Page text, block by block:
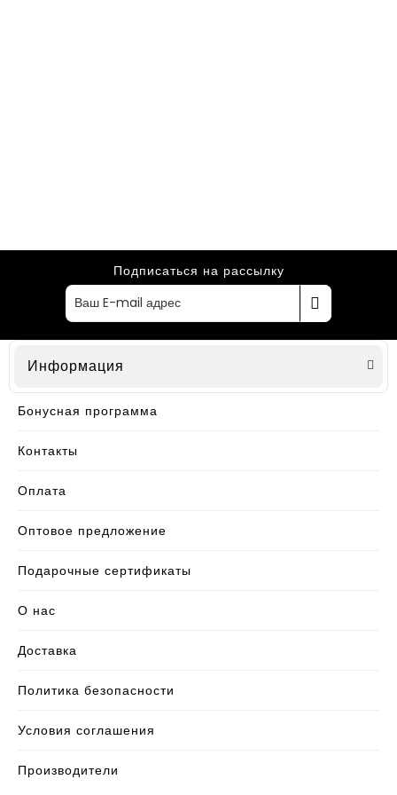
Подписаться на рассылку
Информация
Бонусная программа
Контакты
Оплата
Оптовое предложение
Подарочные сертификаты
О нас
Доставка
Политика безопасности
Условия соглашения
Производители